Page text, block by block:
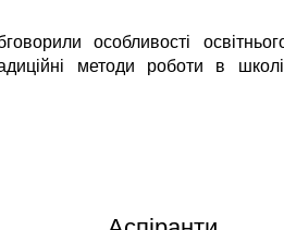
особливості
методи роботи в